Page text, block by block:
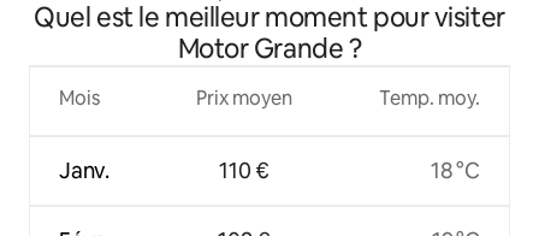
Quel est le meilleur moment pour visiter
Motor Grande ?
Mois
Janv.
Prix moyen
110 €
Temp. moy.
18 °C